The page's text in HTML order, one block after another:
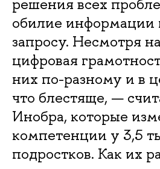
обилие
запросу. Несмотря
цифровая
них по-разному и в
что блестяще, —
Инобра, которые
компетенции у 3,5
подростков. Как их